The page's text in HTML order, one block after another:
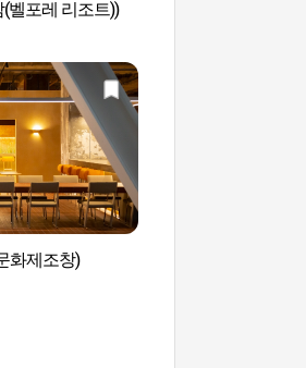
벨포레 리조트))
화제조창)